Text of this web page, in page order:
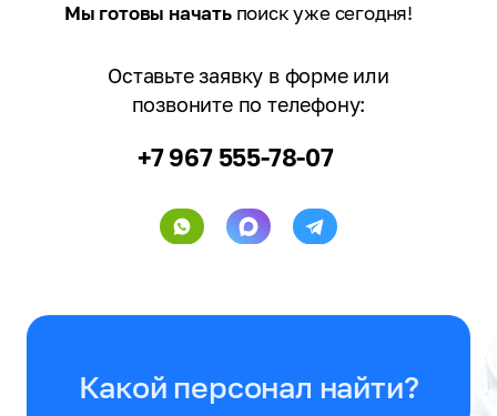
+7 967 555-78-07
Оставьте заявку в форме или
позвоните по телефону:
Мы готовы начатьпоиск уже сегодня!
Какой персонал найти?